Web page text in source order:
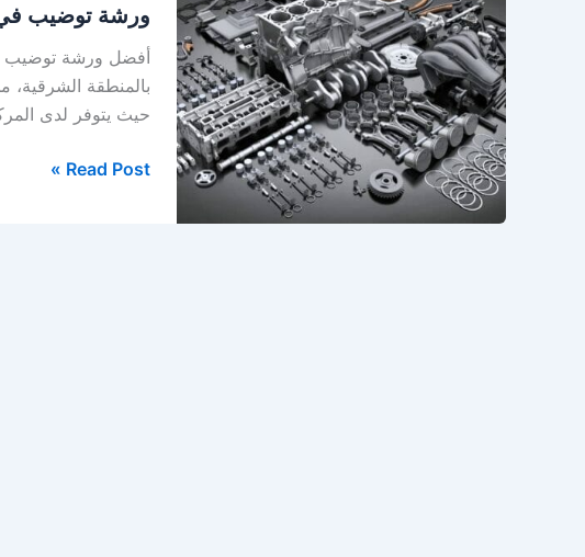
ورشة توضيب في
أفضل ورشة توضيب
بالمنطقة الشرقية،
حيث يتوفر لدى
توضيب
في
الخبر
–
الدمام
–
Read Post »